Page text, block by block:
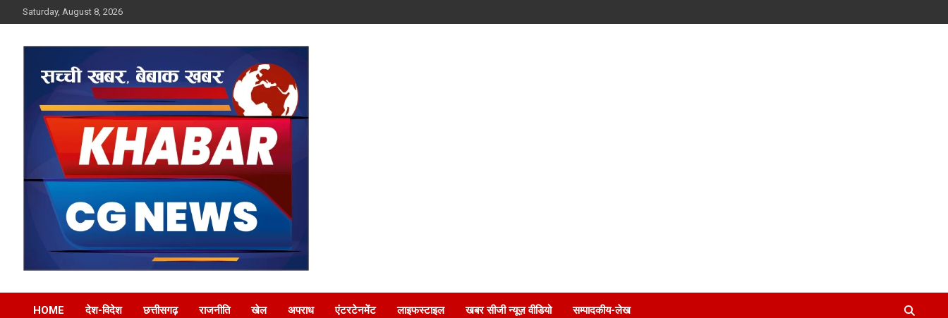
to
Saturday, August 8, 2026
Khabar CG News
HOME देश-विदेश छत्तीसगढ़ राजनीति खेल अपराध एंटरटेनमेंट लाइफस्टाइल खबर सीजी न्यूज़ वीडियो सम्पादकीय-लेख